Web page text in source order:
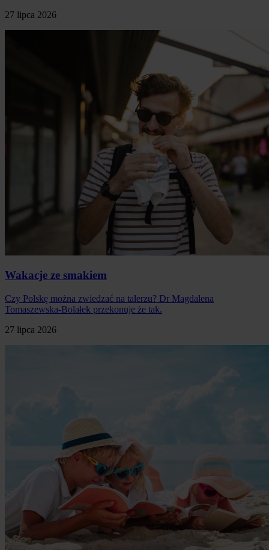
27 lipca 2026
Wakacje ze smakiem
Czy Polskę można zwiedzać na talerzu? Dr Magdalena
Tomaszewska-Bolałek przekonuje że tak.
27 lipca 2026